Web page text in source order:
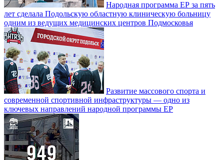
Народная программа ЕР за пять
лет сделала Подольскую областную клиническую больницу
одним из ведущих медицинских центров Подмосковья
Развитие массового спорта и
современной спортивной инфраструктуры — одно из
ключевых направлений народной программы ЕР